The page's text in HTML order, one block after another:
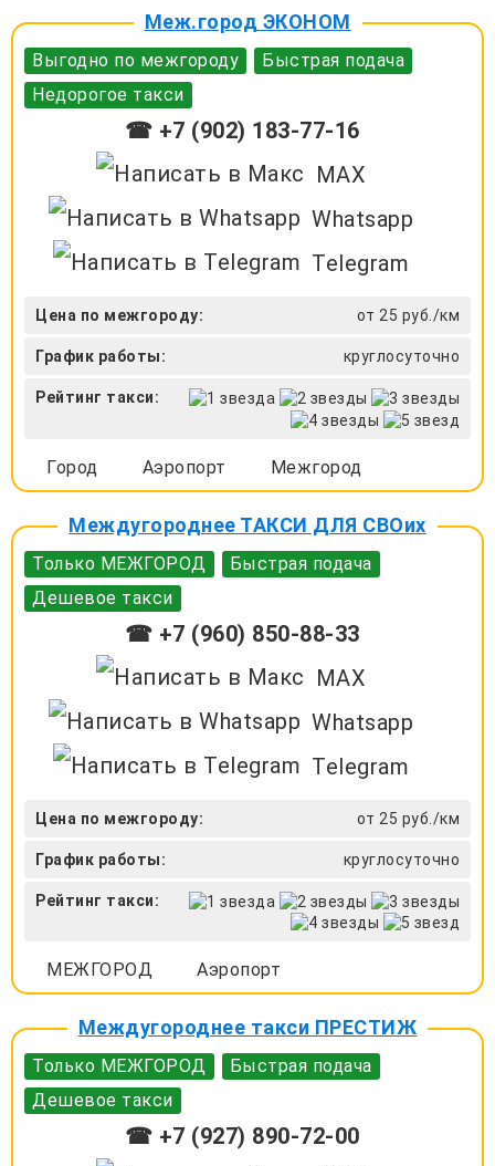
Меж.город ЭКОНОМ
Выгодно по межгороду
Быстрая подача
Недорогое такси
☎ +7 (902) 183-77-16
MAX
Whatsapp
Telegram
Цена по межгороду: от 25 руб./км
График работы: круглосуточно
Рейтинг такси:
Город Аэропорт Межгород
Междугороднее ТАКСИ ДЛЯ СВОих
Только МЕЖГОРОД
Быстрая подача
Дешевое такси
☎ +7 (960) 850-88-33
MAX
Whatsapp
Telegram
Цена по межгороду: от 25 руб./км
График работы: круглосуточно
Рейтинг такси:
МЕЖГОРОД Аэропорт
Междугороднее такси ПРЕСТИЖ
Только МЕЖГОРОД
Быстрая подача
Дешевое такси
☎ +7 (927) 890-72-00